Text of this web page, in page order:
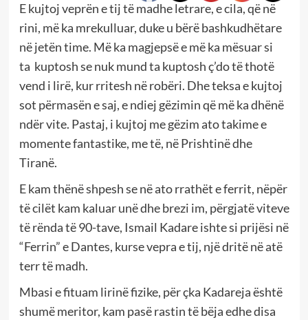
E kujtoj veprën e tij të madhe letrare, e cila, që në
rini, më ka mrekulluar, duke u bërë bashkudhëtare
në jetën time. Më ka magjepsë e më ka mësuar si
ta kuptosh se nuk mund ta kuptosh ç’do të thotë
vend i lirë, kur rritesh në robëri. Dhe teksa e kujtoj
sot përmasën e saj, e ndiej gëzimin që më ka dhënë
ndër vite. Pastaj, i kujtoj me gëzim ato takime e
momente fantastike, me të, në Prishtinë dhe
Tiranë.
E kam thënë shpesh se në ato rrathët e ferrit, nëpër
të cilët kam kaluar unë dhe brezi im, përgjatë viteve
të rënda të 90-tave, Ismail Kadare ishte si prijësi në
“Ferrin” e Dantes, kurse vepra e tij, një dritë në atë
terr të madh.
Mbasi e fituam lirinë fizike, për çka Kadareja është
shumë meritor, kam pasë rastin të bëja edhe disa